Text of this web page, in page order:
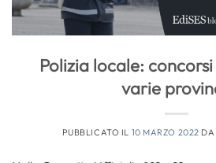
Polizia locale:
varie
PUBBLICATO IL 10 MARZO 2022 DA